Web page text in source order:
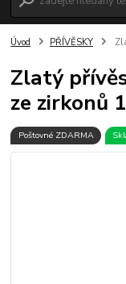
Úvod PŘÍVĚSKY
Zlatý
ze zirkonů
Poštovné ZDARMA